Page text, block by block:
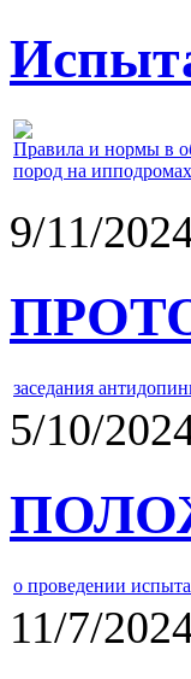
Правила и нормы в
пород на
9/11/
заседания
5/10/
о проведении
11/7/